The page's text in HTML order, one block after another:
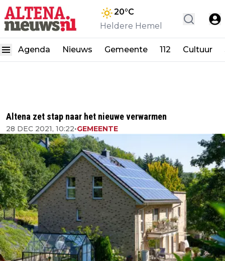
20°C
Heldere Hemel
Agenda Nieuws Gemeente 112 Cultuur
Altena zet stap naar het nieuwe verwarmen
28 DEC 2021, 10:22•GEMEENTE